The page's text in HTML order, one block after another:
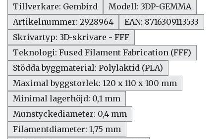
Tillverkare: Gembird
Modell: 3DP-GEMMA
Artikelnummer: 2928964
EAN: 8716309113533
Skrivartyp: 3D-skrivare - FFF
Teknologi: Fused Filament Fabrication (FFF)
Stödda byggmaterial: Polylaktid (PLA)
Maximal byggstorlek: 120 x 110 x 100 mm
Minimal lagerhöjd: 0,1 mm
Munstyckediameter: 0,4 mm
Filamentdiameter: 1,75 mm